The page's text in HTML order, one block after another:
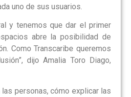
uno de sus usuarios.
y tenemos que dar el primer
abre la posibilidad de
Como Transcaribe queremos
dijo Amalia Toro Diago,
personas, cómo explicar las